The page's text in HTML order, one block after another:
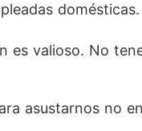
domésticas.
es valioso. No
asustarnos no